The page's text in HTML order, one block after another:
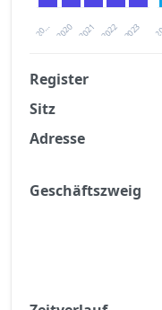
20… 2021 2023
2020 2022
Jetzt
Register
Sitz
Adresse
Geschäftszweig